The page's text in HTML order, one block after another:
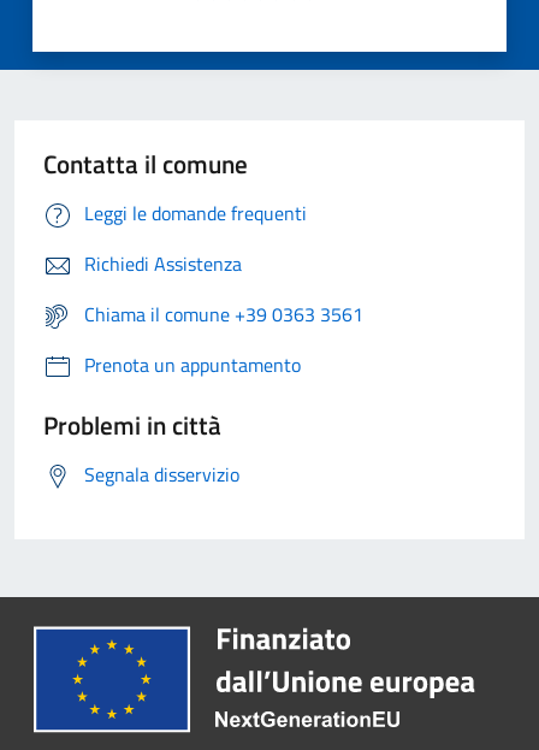
Contatta il comune
Leggi le domande frequenti
Richiedi Assistenza
Chiama il comune +39 0363 3561
Prenota un appuntamento
Problemi in città
Segnala disservizio